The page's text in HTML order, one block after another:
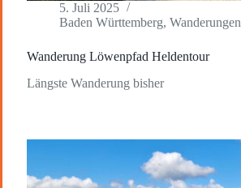
5. Juli 2025
Baden Württemberg, Wanderungen
Wanderung Löwenpfad Heldentour
Längste Wanderung bisher